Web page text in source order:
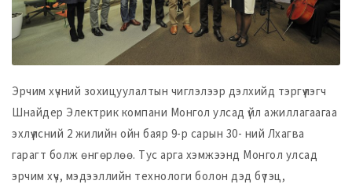
Эрчим хүчний зохицуулалтын чиглэлээр дэлхийд тэргүүлэгч
Шнайдер Электрик компани Монгол улсад үйл ажиллагаагаа
эхлүүлсний 2 жилийн ойн баяр 9-р сарын 30- ний Лхагва
гарагт болж өнгөрлөө. Тус арга хэмжээнд Монгол улсад
эрчим хүч, мэдээллийн технологи болон дэд бүтэц,